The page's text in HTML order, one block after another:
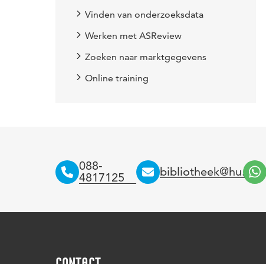
Vinden van onderzoeksdata
Werken met ASReview
Zoeken naar marktgegevens
Online training
088-
4817125
bibliotheek@hu.nl